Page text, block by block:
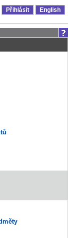
Přihlásit English